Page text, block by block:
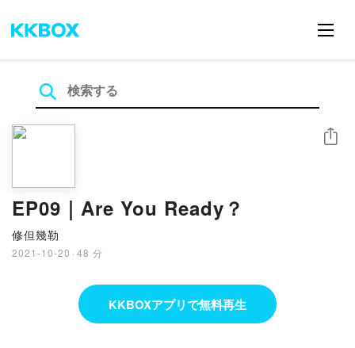
EP09｜Are You Ready？
修但幾勒
2021-10-20 · 48 分
シェア
KKBOXアプリで無料再生